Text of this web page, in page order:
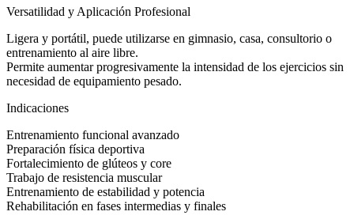
Versatilidad y Aplicación Profesional
Ligera y portátil, puede utilizarse en gimnasio, casa, consultorio o
entrenamiento al aire libre.
Permite aumentar progresivamente la intensidad de los ejercicios sin
necesidad de equipamiento pesado.
Indicaciones
Entrenamiento funcional avanzado
Preparación física deportiva
Fortalecimiento de glúteos y core
Trabajo de resistencia muscular
Entrenamiento de estabilidad y potencia
Rehabilitación en fases intermedias y finales